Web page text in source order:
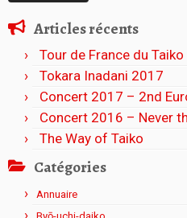
Articles récents
Tour de France du Taiko
Tokara Inadani 2017
Concert 2017 – 2nd
Concert 2016 – Never
The Way of Taiko
Catégories
Annuaire